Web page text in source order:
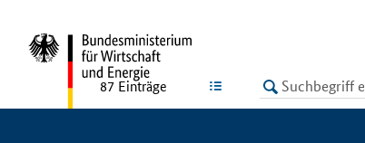
LISTE
87 Einträge